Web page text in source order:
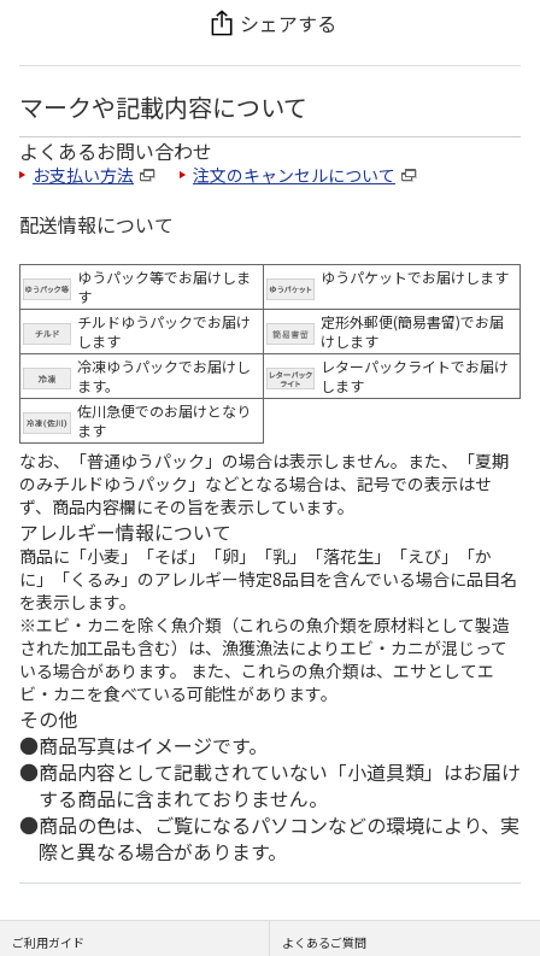
シェアする
マークや記載内容について
よくあるお問い合わせ
お支払い方法 注文のキャンセルについて
配送情報について
ゆうパック等でお届けしま
す
ゆうパケットでお届けします
チルドゆうパックでお届け
します
定形外郵便(簡易書留)でお届
けします
冷凍ゆうパックでお届けし
ます。
レターパックライトでお届け
します
佐川急便でのお届けとなり
ます
なお、「普通ゆうパック」の場合は表示しません。また、「夏期
のみチルドゆうパック」などとなる場合は、記号での表示はせ
ず、商品内容欄にその旨を表示しています。
アレルギー情報について
商品に「小麦」「そば」「卵」「乳」「落花生」「えび」「か
に」「くるみ」のアレルギー特定8品目を含んでいる場合に品目名
を表示します。
※エビ・カニを除く魚介類（これらの魚介類を原材料として製造
された加工品も含む）は、漁獲漁法によりエビ・カニが混じって
いる場合があります。 また、これらの魚介類は、エサとしてエ
ビ・カニを食べている可能性があります。
その他
商品写真はイメージです。
商品内容として記載されていない「小道具類」はお届け
する商品に含まれておりません。
商品の色は、ご覧になるパソコンなどの環境により、実
際と異なる場合があります。
ご利用ガイド よくあるご質問